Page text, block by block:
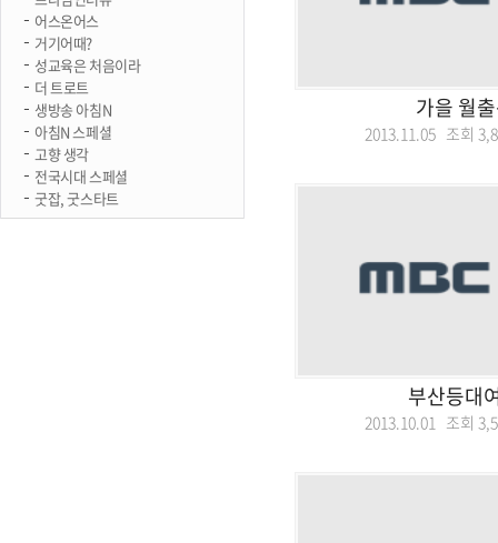
어스온어스
거기어때?
성교육은 처음이라
더 트로트
생방송 아침N
아침N 스페셜
고향 생각
전국시대 스페셜
굿잡, 굿스타트
가을 월
2013.11.05 조회
부산등대
2013.10.01 조회